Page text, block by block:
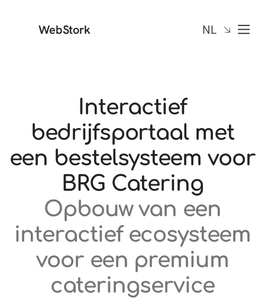
WebStork NL
Interactief
bedrijfsportaal met
een bestelsysteem voor
BRG Catering
Opbouw van een
interactief ecosysteem
voor een premium
cateringservice